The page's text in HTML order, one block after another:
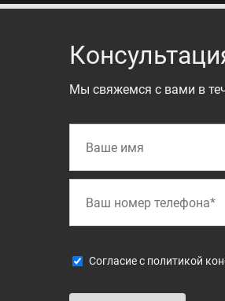
Мы свяжемся с вами в
Cогласие с политикой